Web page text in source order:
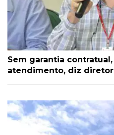
Sem garantia
atendimento, diz diretor